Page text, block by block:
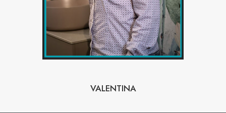
VALENTINA